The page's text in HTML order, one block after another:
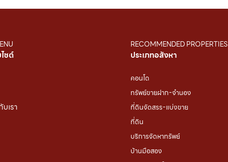
ซต์
เรา
RECOMMENDED PROPERTIES
ประเภทอสังหา
คอนโด
ทรัพย์ขายฝาก-จำนอง
ที่ดินจัดสรร-แบ่งขาย
ที่ดิน
บริการจัดหาทรัพย์
บ้านมือสอง